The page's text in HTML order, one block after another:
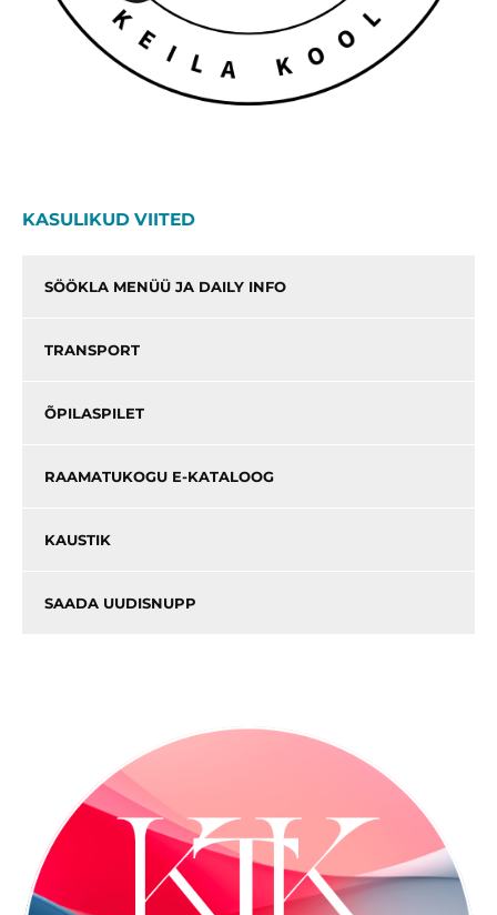
KASULIKUD VIITED
SÖÖKLA MENÜÜ JA DAILY INFO
TRANSPORT
ÕPILASPILET
RAAMATUKOGU E-KATALOOG
KAUSTIK
SAADA UUDISNUPP